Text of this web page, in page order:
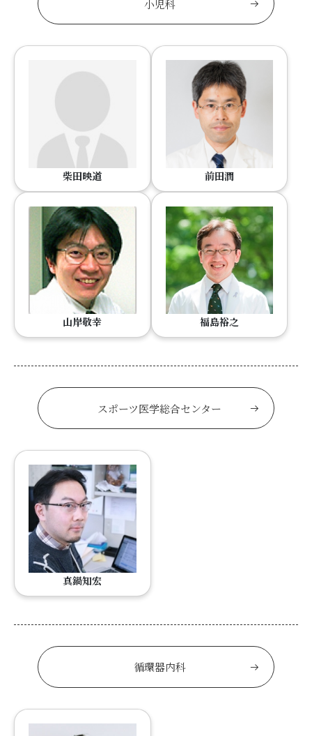
小児科
柴田映道 前田潤
山岸敬幸 福島裕之
スポーツ医学総合センター
真鍋知宏
循環器内科